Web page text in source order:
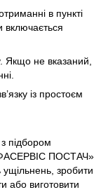
в пункті
включається
Якщо не вказаний,
із простоєм
підбором
ПОСТАЧ»
ущільнень, зробити
або виготовити